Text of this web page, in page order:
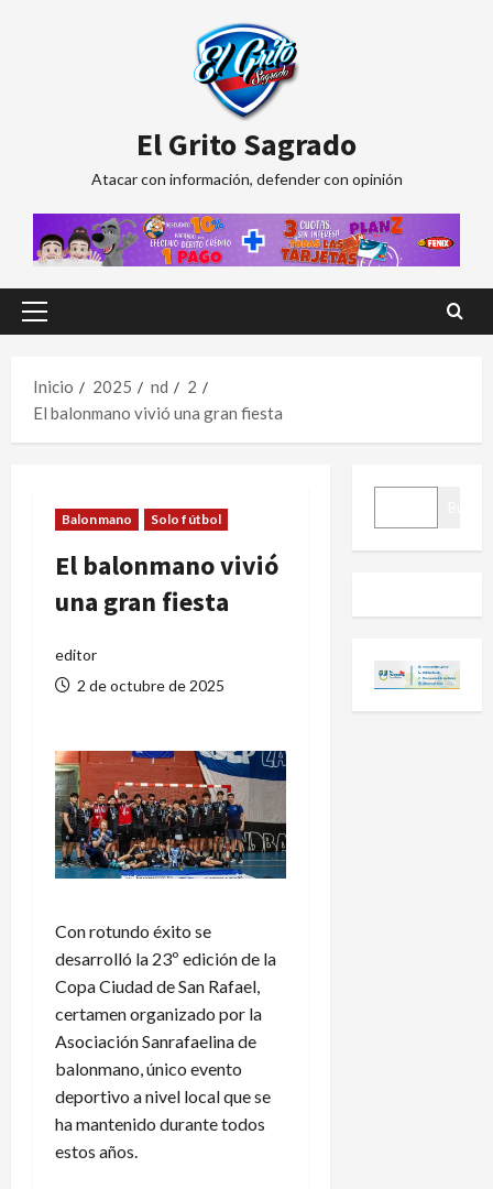
El Grito Sagrado
Atacar con información, defender con opinión
Menú
Inicio
2025 nd
2
El balonmano vivió una gran fiesta
Balonmano Solo fútbol
El balonmano vivió
una gran fiesta
editor
2 de octubre de 2025
Con rotundo éxito se
desarrolló la 23º edición de la
Copa Ciudad de San Rafael,
certamen organizado por la
Asociación Sanrafaelina de
balonmano, único evento
deportivo a nivel local que se
ha mantenido durante todos
estos años.